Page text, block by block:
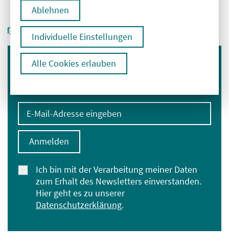
Ablehnen
Individuelle Einstellungen
Alle Cookies erlauben
Immer informiert bleiben
E-Mail-Adresse eingeben
Ich bin mit der Verarbeitung meiner Daten
zum Erhalt des Newsletters einverstanden.
Hier geht es zu unserer
Datenschutzerklärung.
Anmelden